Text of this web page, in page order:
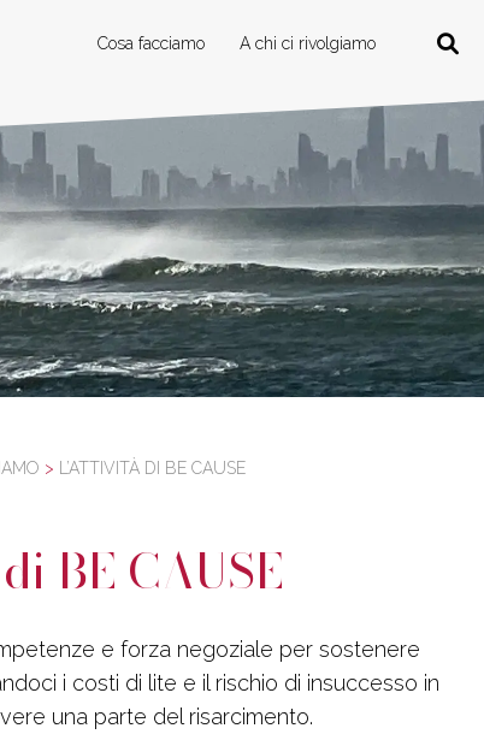
Cosa facciamo A chi ci rivolgiamo
> L’ATTIVITÀ DI BE CAUSE
BE CAUSE
e forza negoziale per sostenere
i costi di lite e il rischio di insuccesso in
una parte del risarcimento.